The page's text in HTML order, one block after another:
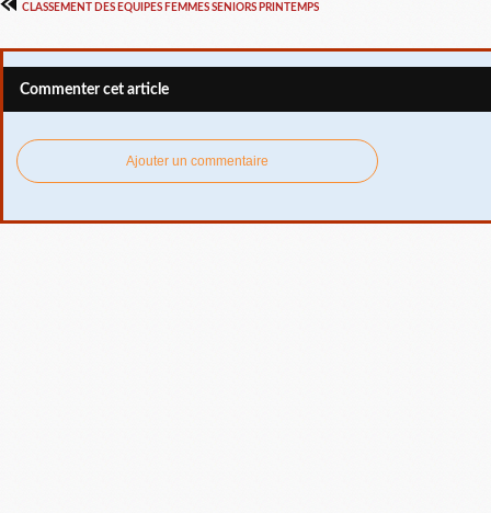
CLASSEMENT DES EQUIPES FEMMES SENIORS PRINTEMPS
Commenter cet article
Ajouter un commentaire